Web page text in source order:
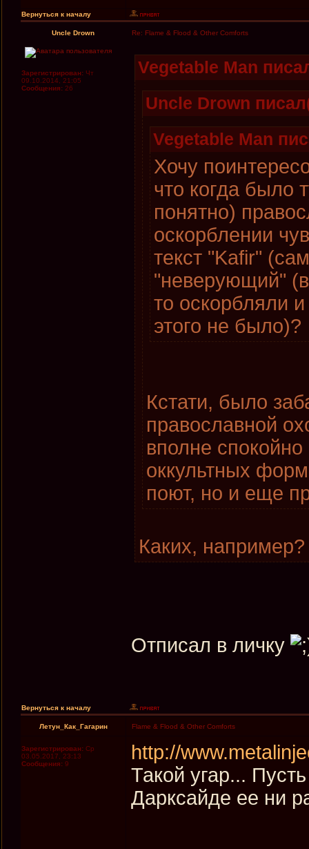
Вернуться к началу
Uncle Drown Re: Flame & Flood & Other Comforts
Зарегистрирован: Чт
09.10.2014, 21:05
Сообщения: 26
Vegetable Man
Uncle Drown
Vegetable Man
Хочу
что когда было
понятно)
оскорблении
текст "Kafir"
"неверующий"
то оскорбляли
этого не было)?
Кстати, было
православной
вполне
оккультных
поют, но и еще
Каких,
Отписал в личку
Вернуться к началу
Летун_Как_Гагарин Flame & Flood & Other Comforts
Зарегистрирован: Ср
03.05.2017, 23:13
Сообщения: 9
http://
Такой угар...
Дарксайде ее ни